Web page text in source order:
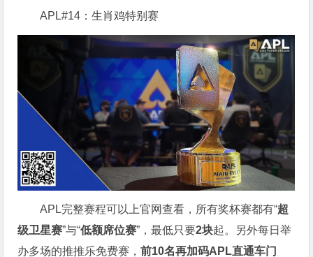
APL#14：生肖鸡特别赛
APL完整赛程可以上官网查看，所有奖杯赛都有“超
级卫星赛”与“低额席位赛”，最低只要2块起。另外每日举
办多场的推推乐免费赛，前10名再加码APL直通车门